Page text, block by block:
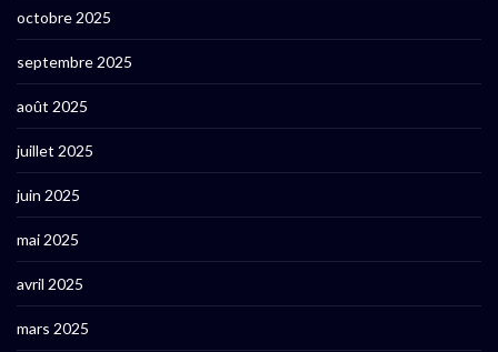
octobre 2025
septembre 2025
août 2025
juillet 2025
juin 2025
mai 2025
avril 2025
mars 2025